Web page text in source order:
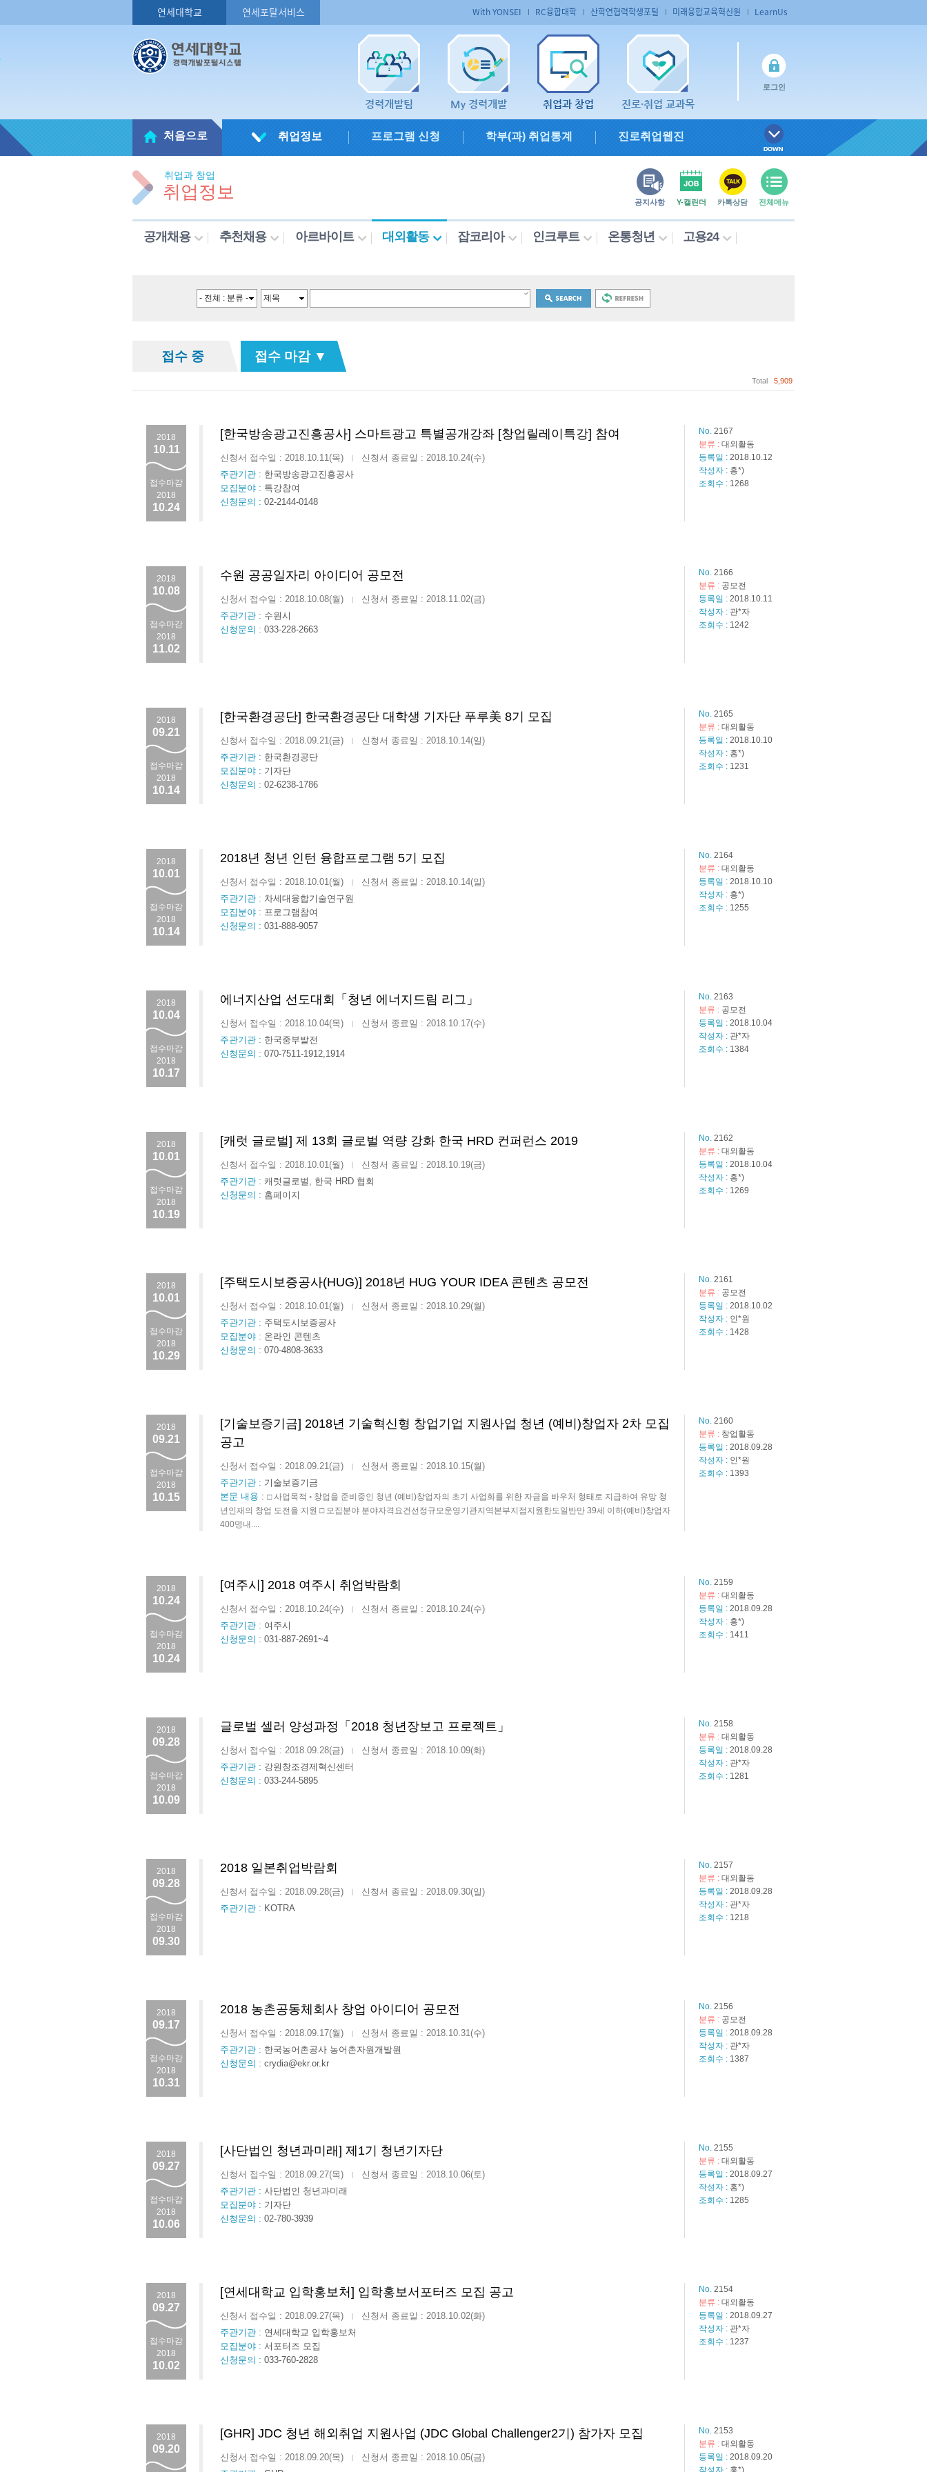
연세대학교 연세포탈서비스 LearnUs
미래융합교육혁신원
산학연협력학생포털
RC융합대학
With YONSEI
로그인
진로·취업 교과목
취업과 창업
My 경력개발
경력개발팀
처음으로 취업정보 프로그램 신청 학부(과) 취업통계 진로취업웹진
취업과 창업
취업정보 전체메뉴
카톡상담
Y-캘린더
공지사항
공개채용 추천채용 아르바이트 대외활동 잡코리아 인크루트 온통청년 고용24
접수 중 접수 마감 ▼
Total 5,909
2018
10.11
접수마감
2018
10.24
[한국방송광고진흥공사] 스마트광고 특별공개강좌 [창업릴레이특강] 참여
신청서 접수일 : 2018.10.11(목) |
신청서 종료일 : 2018.10.24(수)
주관기관 : 한국방송광고진흥공사
모집분야 : 특강참여
신청문의 : 02-2144-0148
No. 2167
분류 : 대외활동
등록일 : 2018.10.12
작성자 : 홍*)
조회수 : 1268
2018
10.08
접수마감
2018
11.02
수원 공공일자리 아이디어 공모전
신청서 접수일 : 2018.10.08(월) |
신청서 종료일 : 2018.11.02(금)
주관기관 : 수원시
신청문의 : 033-228-2663
No. 2166
분류 : 공모전
등록일 : 2018.10.11
작성자 : 관*자
조회수 : 1242
2018
09.21
접수마감
2018
10.14
[한국환경공단] 한국환경공단 대학생 기자단 푸루美 8기 모집
신청서 접수일 : 2018.09.21(금) |
신청서 종료일 : 2018.10.14(일)
주관기관 : 한국환경공단
모집분야 : 기자단
신청문의 : 02-6238-1786
No. 2165
분류 : 대외활동
등록일 : 2018.10.10
작성자 : 홍*)
조회수 : 1231
2018
10.01
접수마감
2018
10.14
2018년 청년 인턴 융합프로그램 5기 모집
신청서 접수일 : 2018.10.01(월) |
신청서 종료일 : 2018.10.14(일)
주관기관 : 차세대융합기술연구원
모집분야 : 프로그램참여
신청문의 : 031-888-9057
No. 2164
분류 : 대외활동
등록일 : 2018.10.10
작성자 : 홍*)
조회수 : 1255
2018
10.04
접수마감
2018
10.17
에너지산업 선도대회「청년 에너지드림 리그」
신청서 접수일 : 2018.10.04(목) |
신청서 종료일 : 2018.10.17(수)
주관기관 : 한국중부발전
신청문의 : 070-7511-1912,1914
No. 2163
분류 : 공모전
등록일 : 2018.10.04
작성자 : 관*자
조회수 : 1384
2018
10.01
접수마감
2018
10.19
[캐럿 글로벌] 제 13회 글로벌 역량 강화 한국 HRD 컨퍼런스 2019
신청서 접수일 : 2018.10.01(월) |
신청서 종료일 : 2018.10.19(금)
주관기관 : 캐럿글로벌, 한국 HRD 협회
신청문의 : 홈페이지
No. 2162
분류 : 대외활동
등록일 : 2018.10.04
작성자 : 홍*)
조회수 : 1269
2018
10.01
접수마감
2018
10.29
[주택도시보증공사(HUG)] 2018년 HUG YOUR IDEA 콘텐츠 공모전
신청서 접수일 : 2018.10.01(월) |
신청서 종료일 : 2018.10.29(월)
주관기관 : 주택도시보증공사
모집분야 : 온라인 콘텐츠
신청문의 : 070-4808-3633
No. 2161
분류 : 공모전
등록일 : 2018.10.02
작성자 : 인*원
조회수 : 1428
2018
09.21
접수마감
2018
10.15
[기술보증기금] 2018년 기술혁신형 창업기업 지원사업 청년 (예비)창업자 2차 모집
공고
신청서 접수일 : 2018.09.21(금) |
신청서 종료일 : 2018.10.15(월)
주관기관 : 기술보증기금
본문 내용 : □ 사업목적 ◦ 창업을 준비중인 청년 (예비)창업자의 초기 사업화를 위한 자금을 바우처 형태로 지급하여 유망 청
년인재의 창업 도전을 지원 □ 모집분야 분야자격요건선정규모운영기관지역본부지점지원한도일반만 39세 이하(예비)창업자
400명내....
No. 2160
분류 : 창업활동
등록일 : 2018.09.28
작성자 : 인*원
조회수 : 1393
2018
10.24
접수마감
2018
10.24
[여주시] 2018 여주시 취업박람회
신청서 접수일 : 2018.10.24(수) |
신청서 종료일 : 2018.10.24(수)
주관기관 : 여주시
신청문의 : 031-887-2691~4
No. 2159
분류 : 대외활동
등록일 : 2018.09.28
작성자 : 홍*)
조회수 : 1411
2018
09.28
접수마감
2018
10.09
글로벌 셀러 양성과정「2018 청년장보고 프로젝트」
신청서 접수일 : 2018.09.28(금) |
신청서 종료일 : 2018.10.09(화)
주관기관 : 강원창조경제혁신센터
신청문의 : 033-244-5895
No. 2158
분류 : 대외활동
등록일 : 2018.09.28
작성자 : 관*자
조회수 : 1281
2018
09.28
접수마감
2018
09.30
2018 일본취업박람회
신청서 접수일 : 2018.09.28(금) |
신청서 종료일 : 2018.09.30(일)
주관기관 : KOTRA
No. 2157
분류 : 대외활동
등록일 : 2018.09.28
작성자 : 관*자
조회수 : 1218
2018
09.17
접수마감
2018
10.31
2018 농촌공동체회사 창업 아이디어 공모전
신청서 접수일 : 2018.09.17(월) |
신청서 종료일 : 2018.10.31(수)
주관기관 : 한국농어촌공사 농어촌자원개발원
신청문의 : crydia@ekr.or.kr
No. 2156
분류 : 공모전
등록일 : 2018.09.28
작성자 : 관*자
조회수 : 1387
2018
09.27
접수마감
2018
10.06
[사단법인 청년과미래] 제1기 청년기자단
신청서 접수일 : 2018.09.27(목) |
신청서 종료일 : 2018.10.06(토)
주관기관 : 사단법인 청년과미래
모집분야 : 기자단
신청문의 : 02-780-3939
No. 2155
분류 : 대외활동
등록일 : 2018.09.27
작성자 : 홍*)
조회수 : 1285
2018
09.27
접수마감
2018
10.02
[연세대학교 입학홍보처] 입학홍보서포터즈 모집 공고
신청서 접수일 : 2018.09.27(목) |
신청서 종료일 : 2018.10.02(화)
주관기관 : 연세대학교 입학홍보처
모집분야 : 서포터즈 모집
신청문의 : 033-760-2828
No. 2154
분류 : 대외활동
등록일 : 2018.09.27
작성자 : 관*자
조회수 : 1237
2018
09.20
[GHR] JDC 청년 해외취업 지원사업 (JDC Global Challenger2기) 참가자 모집
신청서 접수일 : 2018.09.20(목) |
신청서 종료일 : 2018.10.05(금)
No. 2153
분류 : 대외활동
등록일 : 2018.09.20
작성자 : 홍*)